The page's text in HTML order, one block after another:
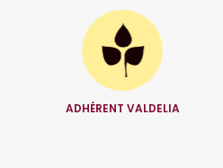
ADHÉRENT VALDELIA